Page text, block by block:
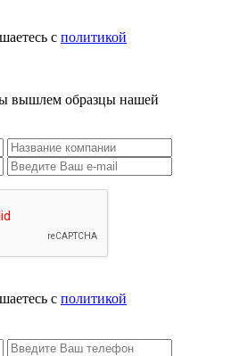
с политикой
вышлем образцы нашей
с политикой